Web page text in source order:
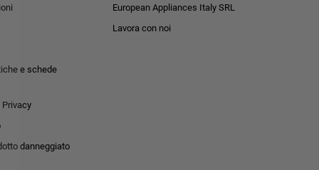
e schede
danneggiato
European Appliances Italy SRL
Lavora con noi